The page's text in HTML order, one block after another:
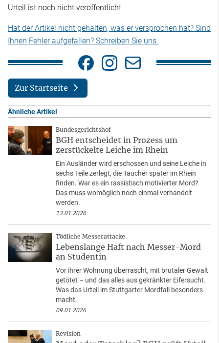
Urteil ist noch nicht veröffentlicht.
Hat der Artikel nicht gehalten, was er versprochen hat? Sind
Ihnen Fehler aufgefallen? Schreiben Sie uns.
Zur Startseite
Ähnliche Artikel
Bundesgerichtshof
BGH entscheidet in Prozess um
zerstückelte Leiche im Rhein
Ein Ausländer wird erschossen und seine Leiche in
sechs Teile zerlegt, die Taucher später im Rhein
finden. War es ein rassistisch motivierter Mord?
Das muss womöglich noch einmal verhandelt
werden.
13.01.2026
Tödliche Messerattacke
Lebenslange Haft nach Messer-Mord
an Studentin
Vor ihrer Wohnung überrascht, mit brutaler Gewalt
getötet – und das alles aus gekränkter Eifersucht.
Was das Urteil im Stuttgarter Mordfall besonders
macht.
09.01.2026
Revision